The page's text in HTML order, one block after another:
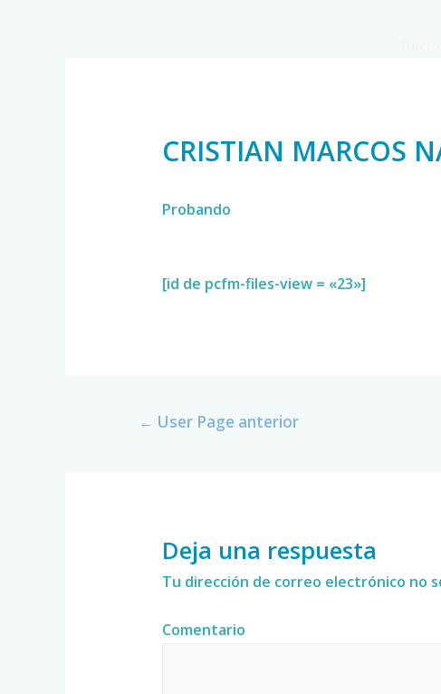
CRISTIAN MARCOS
Probando
[id de pcfm-files-view = «23»]
← User Page anterior
Deja una respuesta
Tu dirección de correo electrónico no
Comentario